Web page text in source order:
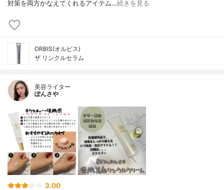
対策を両方かなえてくれるアイテム…続きを見る
ORBIS(オルビス)
ザ リンクルセラム
美容ライター
ぽんさや
3.00